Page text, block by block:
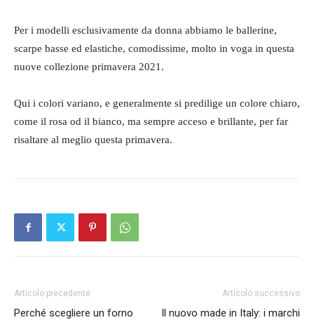
Per i modelli esclusivamente da donna abbiamo le ballerine,
scarpe basse ed elastiche, comodissime, molto in voga in questa
nuove collezione primavera 2021.
Qui i colori variano, e generalmente si predilige un colore chiaro,
come il rosa od il bianco, ma sempre acceso e brillante, per far
risaltare al meglio questa primavera.
Articolo precedente
Perché scegliere un forno
Articolo successivo
Il nuovo made in Italy: i marchi